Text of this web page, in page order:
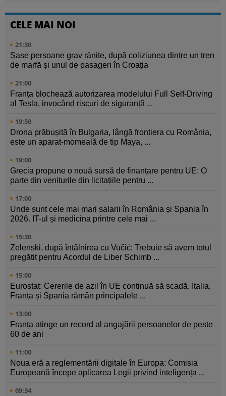
CELE MAI NOI
21:30
Șase persoane grav rănite, după coliziunea dintre un tren
de marfă și unul de pasageri în Croația
21:00
Franța blochează autorizarea modelului Full Self-Driving
al Tesla, invocând riscuri de siguranță ...
19:50
Drona prăbușită în Bulgaria, lângă frontiera cu România,
este un aparat-momeală de tip Maya, ...
19:00
Grecia propune o nouă sursă de finanțare pentru UE: O
parte din veniturile din licitațiile pentru ...
17:00
Unde sunt cele mai mari salarii în România și Spania în
2026. IT-ul și medicina printre cele mai ...
15:30
Zelenski, după întâlnirea cu Vučić: Trebuie să avem totul
pregătit pentru Acordul de Liber Schimb ...
15:00
Eurostat: Cererile de azil în UE continuă să scadă. Italia,
Franța și Spania rămân principalele ...
13:00
Franța atinge un record al angajării persoanelor de peste
60 de ani
11:00
Noua eră a reglementării digitale în Europa: Comisia
Europeană începe aplicarea Legii privind inteligența ...
09:34